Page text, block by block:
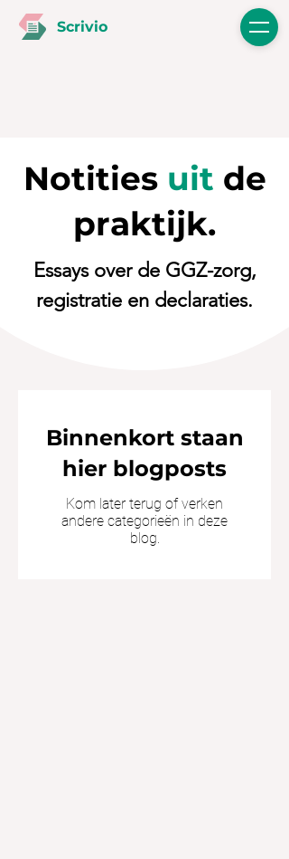
Scrivio
Notities uit de
praktijk.
Essays over de GGZ-zorg,
registratie en declaraties.
Binnenkort staan
hier blogposts
Kom later terug of verken
andere categorieën in deze
blog.